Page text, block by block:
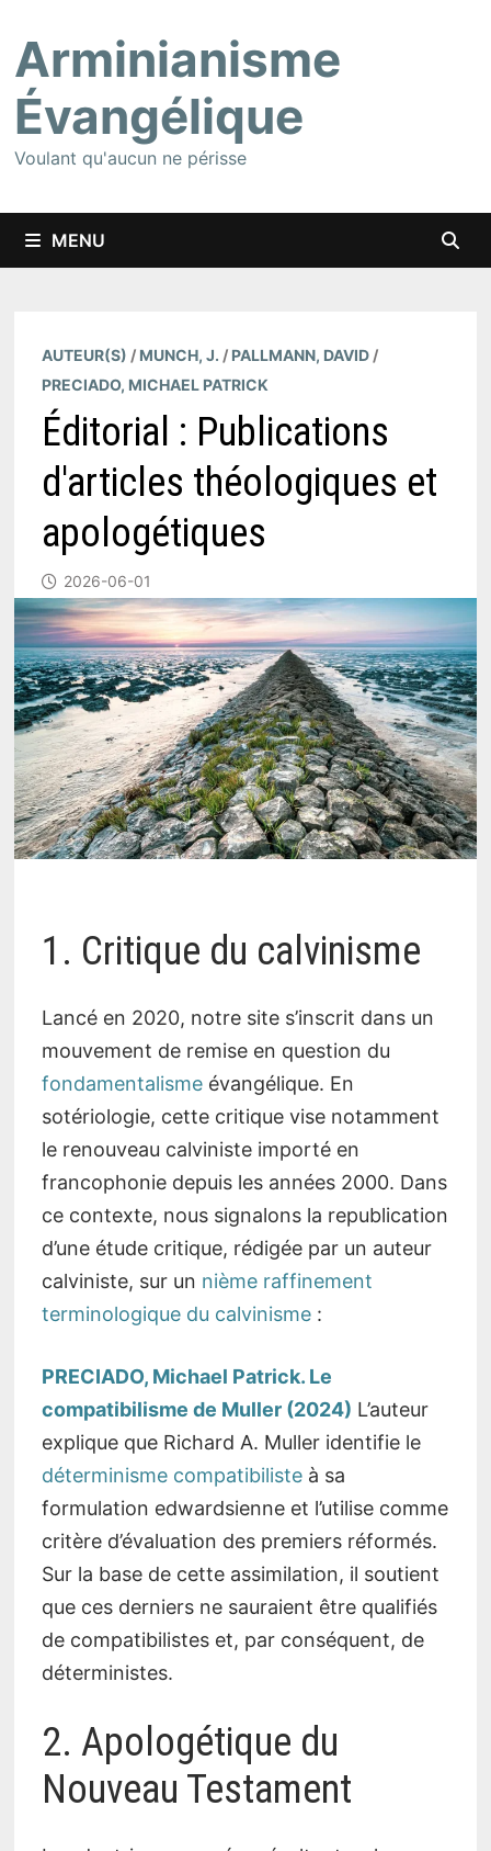
contenu
Arminianisme
Évangélique
Voulant qu'aucun ne périsse
MENU
AUTEUR(S) / MUNCH, J. / PALLMANN, DAVID/
PRECIADO, MICHAEL PATRICK
Éditorial : Publications
d'articles théologiques et
apologétiques
2026-06-01
1. Critique du calvinisme
Lancé en 2020, notre site s’inscrit dans un
mouvement de remise en question du
fondamentalismeévangélique. En
sotériologie, cette critique vise notamment
le renouveau calviniste importé en
francophonie depuis les années 2000. Dans
ce contexte, nous signalons la republication
d’une étude critique, rédigée par un auteur
calviniste, sur un nième raffinement
terminologique du calvinisme:
PRECIADO, Michael Patrick. Le
compatibilisme de Muller (2024) L’auteur
explique que Richard A. Muller identifie le
déterminisme compatibilisteà sa
formulation edwardsienne et l’utilise comme
critère d’évaluation des premiers réformés.
Sur la base de cette assimilation, il soutient
que ces derniers ne sauraient être qualifiés
de compatibilistes et, par conséquent, de
déterministes.
2. Apologétique du
Nouveau Testament